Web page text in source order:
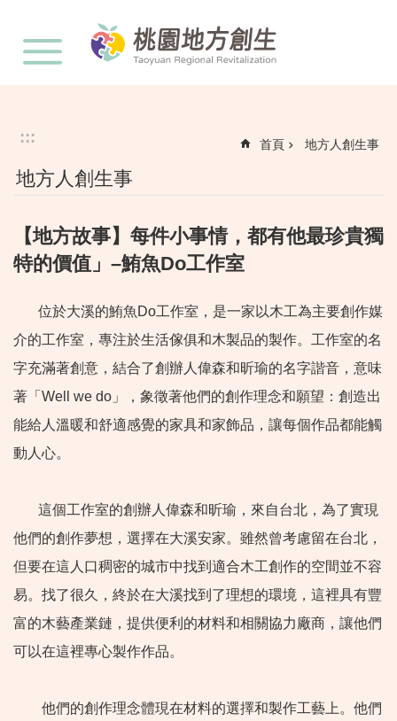
::: 首頁 地方人創生事
地方人創生事
【地方故事】每件小事情，都有他最珍貴獨
特的價值」–鮪魚Do工作室
位於大溪的鮪魚Do工作室，是一家以木工為主要創作媒
介的工作室，專注於生活傢俱和木製品的製作。工作室的名
字充滿著創意，結合了創辦人偉森和昕瑜的名字諧音，意味
著「Well we do」，象徵著他們的創作理念和願望：創造出
能給人溫暖和舒適感覺的家具和家飾品，讓每個作品都能觸
動人心。
這個工作室的創辦人偉森和昕瑜，來自台北，為了實現
他們的創作夢想，選擇在大溪安家。雖然曾考慮留在台北，
但要在這人口稠密的城市中找到適合木工創作的空間並不容
易。找了很久，終於在大溪找到了理想的環境，這裡具有豐
富的木藝產業鏈，提供便利的材料和相關協力廠商，讓他們
可以在這裡專心製作作品。
他們的創作理念體現在材料的選擇和製作工藝上。他們